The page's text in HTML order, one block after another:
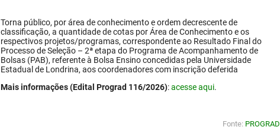
Torna público, por área de conhecimento e ordem decrescente de
classificação, a quantidade de cotas por Área de Conhecimento e os
respectivos projetos/programas, correspondente ao Resultado Final do
Processo de Seleção – 2ª etapa do Programa de Acompanhamento de
Bolsas (PAB), referente à Bolsa Ensino concedidas pela Universidade
Estadual de Londrina, aos coordenadores com inscrição deferida
Mais informações (Edital Prograd 116/2026):acesse aqui.
Fonte: PROGRAD